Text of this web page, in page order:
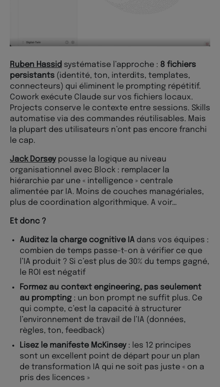
Ruben Hassid systématise l’approche : 8 fichiers
persistants (identité, ton, interdits, templates,
connecteurs) qui éliminent le prompting répétitif.
Cowork exécute Claude sur vos fichiers locaux.
Projects conserve le contexte entre sessions. Skills
automatise via des commandes réutilisables. Mais
la plupart des utilisateurs n’ont pas encore franchi
le cap.
Jack Dorseypousse la logique au niveau
organisationnel avec Block : remplacer la
hiérarchie par une « intelligence » centrale
alimentée par IA. Moins de couches managériales,
plus de coordination algorithmique. A voir…
Et donc ?
Auditez la charge cognitive IA dans vos équipes :
combien de temps passe-t-on à vérifier ce que
l’IA produit ? Si c’est plus de 30% du temps gagné,
le ROI est négatif
Formez au context engineering, pas seulement
au prompting : un bon prompt ne suffit plus. Ce
qui compte, c’est la capacité à structurer
l’environnement de travail de l’IA (données,
règles, ton, feedback)
Lisez le manifeste McKinsey: les 12 principes
sont un excellent point de départ pour un plan
de transformation IA qui ne soit pas juste « on a
pris des licences »